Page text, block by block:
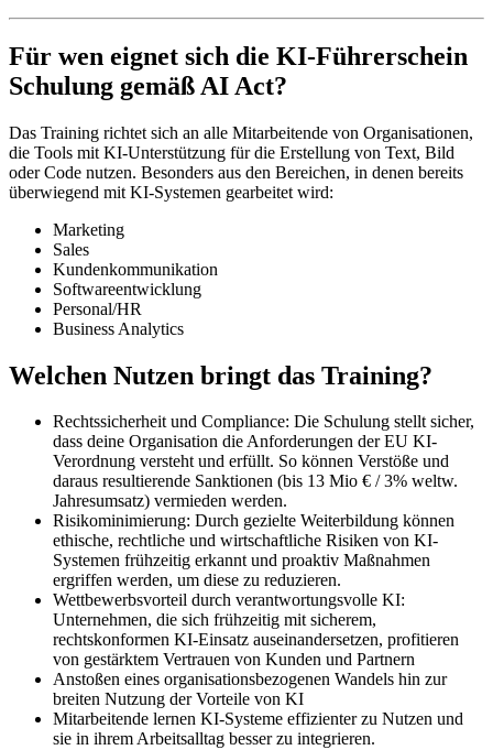
Für wen eignet sich die KI-Führerschein
Schulung gemäß AI Act?
Das Training richtet sich an alle Mitarbeitende von Organisationen,
die Tools mit KI-Unterstützung für die Erstellung von Text, Bild
oder Code nutzen. Besonders aus den Bereichen, in denen bereits
überwiegend mit KI-Systemen gearbeitet wird:
Marketing
Sales
Kundenkommunikation
Softwareentwicklung
Personal/HR
Business Analytics
Welchen Nutzen bringt das Training?
Rechtssicherheit und Compliance: Die Schulung stellt sicher,
dass deine Organisation die Anforderungen der EU KI-
Verordnung versteht und erfüllt. So können Verstöße und
daraus resultierende Sanktionen (bis 13 Mio € / 3% weltw.
Jahresumsatz) vermieden werden.
Risikominimierung: Durch gezielte Weiterbildung können
ethische, rechtliche und wirtschaftliche Risiken von KI-
Systemen frühzeitig erkannt und proaktiv Maßnahmen
ergriffen werden, um diese zu reduzieren.
Wettbewerbsvorteil durch verantwortungsvolle KI:
Unternehmen, die sich frühzeitig mit sicherem,
rechtskonformen KI-Einsatz auseinandersetzen, profitieren
von gestärktem Vertrauen von Kunden und Partnern
Anstoßen eines organisationsbezogenen Wandels hin zur
breiten Nutzung der Vorteile von KI
Mitarbeitende lernen KI-Systeme effizienter zu Nutzen und
sie in ihrem Arbeitsalltag besser zu integrieren.